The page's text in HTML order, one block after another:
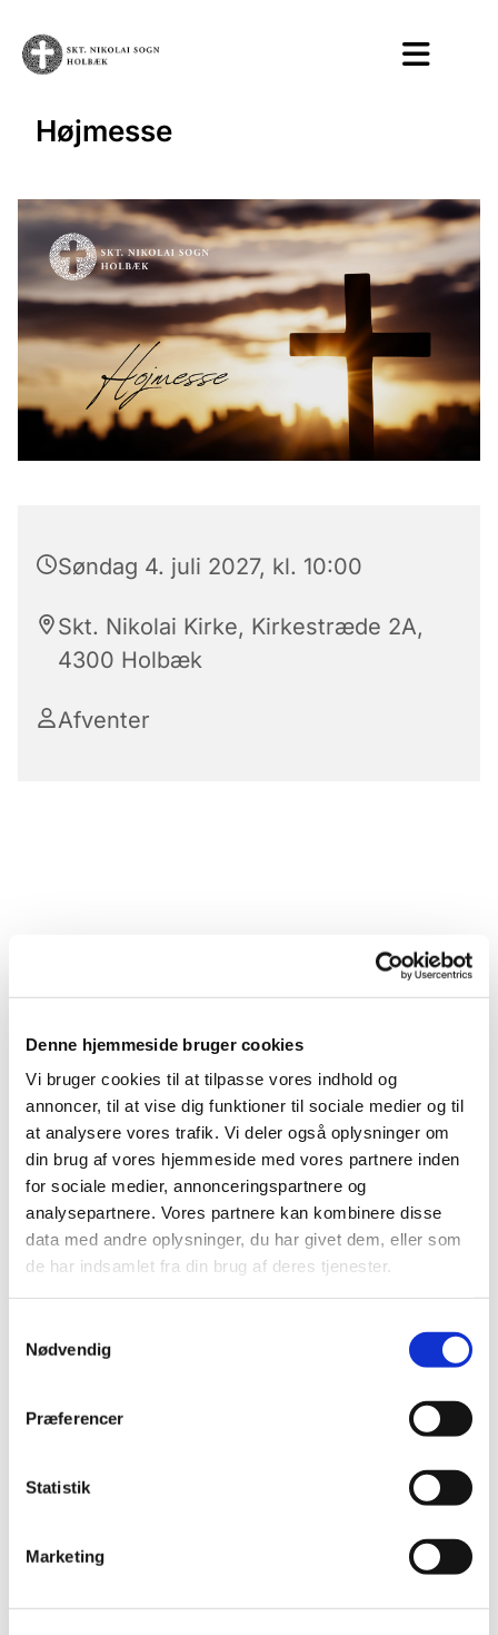
Denne hjemmeside bruger cookies
Vi bruger cookies til at tilpasse vores indhold og
annoncer, til at vise dig funktioner til sociale medier og til
at analysere vores trafik. Vi deler også oplysninger om
din brug af vores hjemmeside med vores partnere inden
for sociale medier, annonceringspartnere og
analysepartnere. Vores partnere kan kombinere disse
data med andre oplysninger, du har givet dem, eller som
de har indsamlet fra din brug af deres tjenester.
Nødvendig
Præferencer
Statistik
Marketing
Højmesse
Søndag 4. juli 2027, kl. 10:00
Skt. Nikolai Kirke, Kirkestræde 2A,
4300 Holbæk
Afventer
Du vil måske også kunne